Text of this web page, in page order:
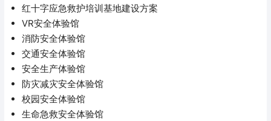
红十字应急救护培训基地建设方案
VR安全体验馆
消防安全体验馆
交通安全体验馆
安全生产体验馆
防灾减灾安全体验馆
校园安全体验馆
生命急救安全体验馆